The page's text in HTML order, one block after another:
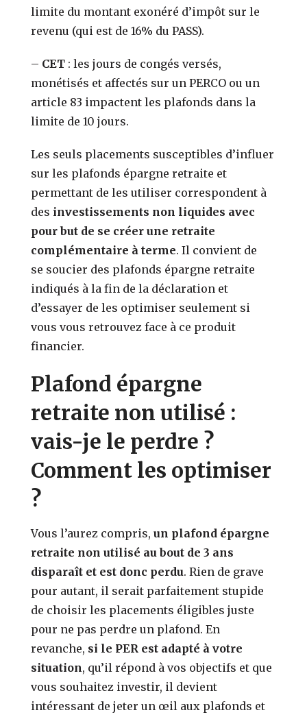
limite du montant exonéré d’impôt sur le
revenu (qui est de 16% du PASS).
– CET : les jours de congés versés,
monétisés et affectés sur un PERCO ou un
article 83 impactent les plafonds dans la
limite de 10 jours.
Les seuls placements susceptibles d’influer
sur les plafonds épargne retraite et
permettant de les utiliser correspondent à
des investissements non liquides avec
pour but de se créer une retraite
complémentaire à terme. Il convient de
se soucier des plafonds épargne retraite
indiqués à la fin de la déclaration et
d’essayer de les optimiser seulement si
vous vous retrouvez face à ce produit
financier.
Plafond épargne
retraite non utilisé :
vais-je le perdre ?
Comment les optimiser
?
Vous l’aurez compris,un plafond épargne
retraite non utilisé au bout de 3 ans
disparaît et est donc perdu. Rien de grave
pour autant, il serait parfaitement stupide
de choisir les placements éligibles juste
pour ne pas perdre un plafond. En
revanche, si le PER est adapté à votre
situation, qu’il répond à vos objectifs et que
vous souhaitez investir, il devient
intéressant de jeter un œil aux plafonds et